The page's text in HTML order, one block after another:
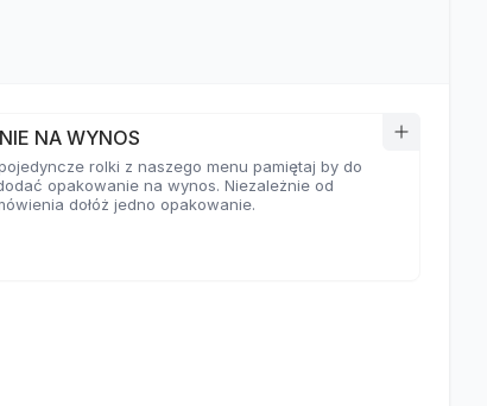
NA WYNOS
rolki z naszego menu pamiętaj by do
opakowanie na wynos. Niezależnie od
dołóż jedno opakowanie.